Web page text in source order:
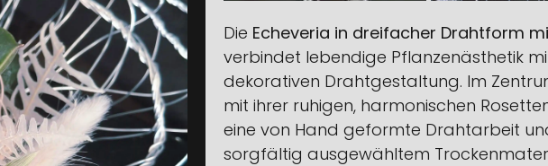
Die Echeveria in dreifacher Drahtform
verbindet lebendige Pflanzenästhetik
dekorativen Drahtgestaltung. Im
mit ihrer ruhigen, harmonischen
eine von Hand geformte Drahtarbeit
sorgfältig ausgewähltem